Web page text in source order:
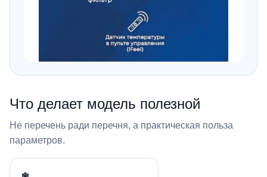
Что делает модель полезной
Не перечень ради перечня, а практическая польза
параметров.